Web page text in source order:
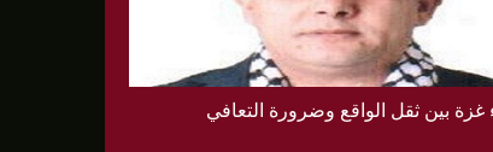
غزة بين ثقل الواقع وضرورة التعافي